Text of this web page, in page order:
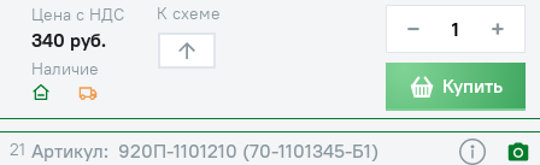
Наличие
Цена с НДС
340 руб.
К схеме − +
Купить
21 920П-1101210 (70-1101345-Б1)